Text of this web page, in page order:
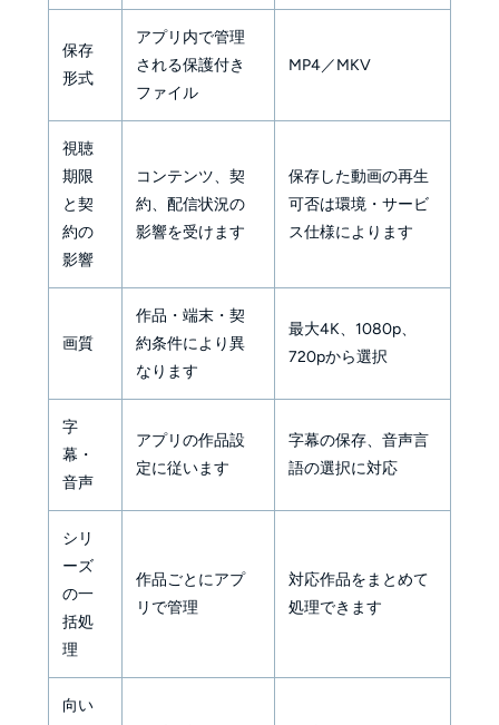
保存
形式
アプリ内で管理
される保護付き
ファイル
MP4／MKV
視聴
期限
と契
約の
影響
コンテンツ、契
約、配信状況の
影響を受けます
保存した動画の再生
可否は環境・サービ
ス仕様によります
画質
作品・端末・契
約条件により異
なります
最大4K、1080p、
720pから選択
字
幕・
音声
アプリの作品設
定に従います
字幕の保存、音声言
語の選択に対応
シリ
ーズ
の一
括処
理
作品ごとにアプ
リで管理
対応作品をまとめて
処理できます
向い